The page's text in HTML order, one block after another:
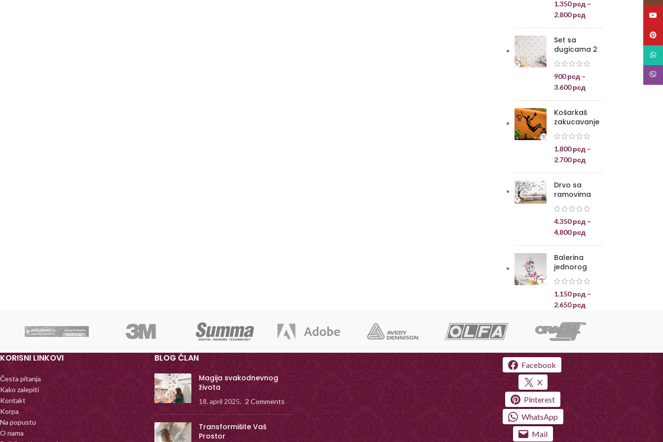
1.350рсд –
2.800рсд
Set sa
dugicama 2
900рсд –
3.600рсд
Košarkaš
zakucavanje
1.800рсд –
2.700рсд
Drvo sa
ramovima
4.350рсд –
4.800рсд
Balerina
jednorog
1.150рсд –
2.650рсд
KORISNI LINKOVI
Česta pitanja
Kako zalepiti
Kontakt
Korpa
Na popustu
O nama
BLOG ČLAN
Magija svakodnevnog
života
18. april 2025. 2 Comments
Transformišite Vaš
Prostor
Facebook
X
Pinterest
WhatsApp
Mail
Viber